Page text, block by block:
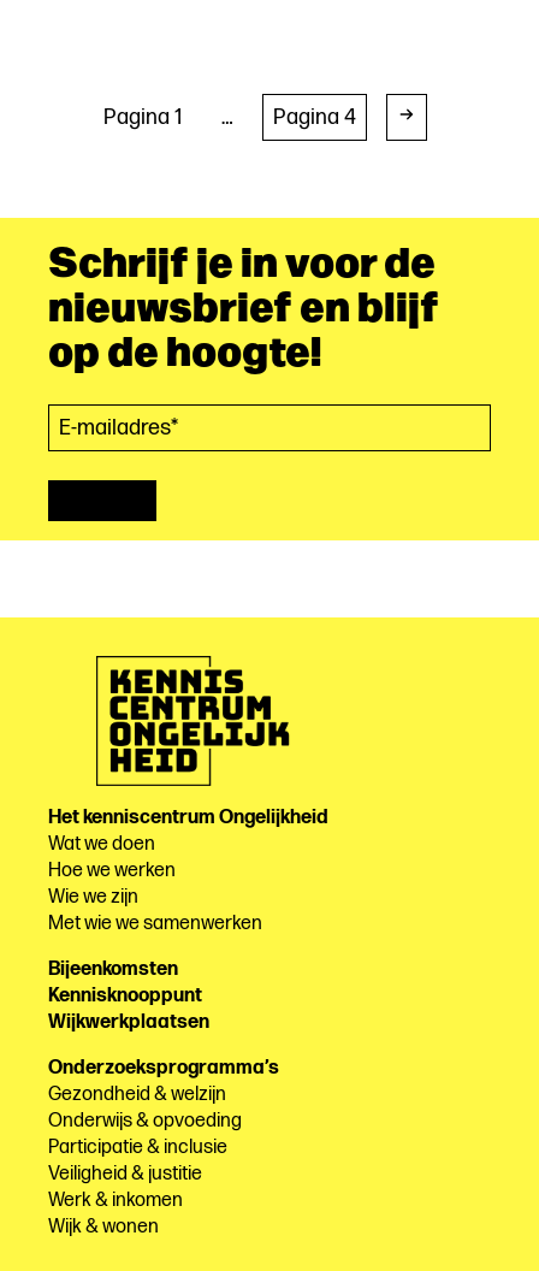
Amsterdam
BerichtenPagina 1 … Pagina 4
Schrijf je in voor de
nieuwsbrief en blijf
op de hoogte!
Het kenniscentrum Ongelijkheid
Wat we doen
Hoe we werken
Wie we zijn
Met wie we samenwerken
Bijeenkomsten
Kennisknooppunt
Wijkwerkplaatsen
Onderzoeksprogramma’s
Gezondheid & welzijn
Onderwijs & opvoeding
Participatie & inclusie
Veiligheid & justitie
Werk & inkomen
Wijk & wonen